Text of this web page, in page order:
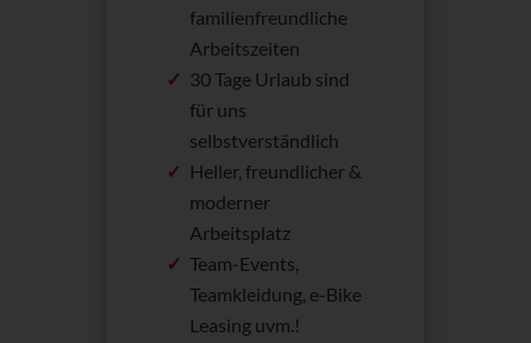
familienfreundliche
Arbeitszeiten
30 Tage Urlaub sind
für uns
selbstverständlich
Heller, freundlicher &
moderner
Arbeitsplatz
Team-Events,
Teamkleidung, e-Bike
Leasing uvm.!